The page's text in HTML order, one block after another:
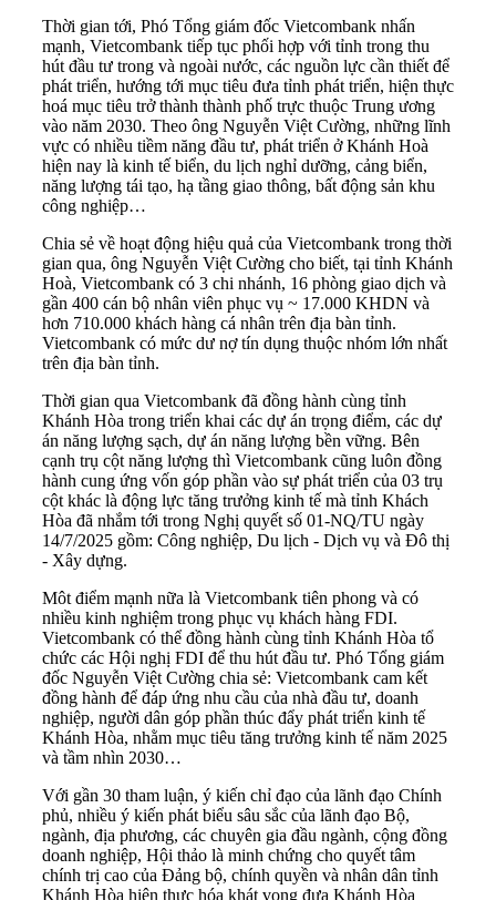
Thời gian tới, Phó Tổng giám đốc Vietcombank nhấn
mạnh, Vietcombank tiếp tục phối hợp với tỉnh trong thu
hút đầu tư trong và ngoài nước, các nguồn lực cần thiết để
phát triển, hướng tới mục tiêu đưa tỉnh phát triển, hiện thực
hoá mục tiêu trở thành thành phố trực thuộc Trung ương
vào năm 2030. Theo ông Nguyễn Việt Cường, những lĩnh
vực có nhiều tiềm năng đầu tư, phát triển ở Khánh Hoà
hiện nay là kinh tế biển, du lịch nghỉ dưỡng, cảng biển,
năng lượng tái tạo, hạ tầng giao thông, bất động sản khu
công nghiệp…
Chia sẻ về hoạt động hiệu quả của Vietcombank trong thời
gian qua, ông Nguyễn Việt Cường cho biết, tại tỉnh Khánh
Hoà, Vietcombank có 3 chi nhánh, 16 phòng giao dịch và
gần 400 cán bộ nhân viên phục vụ ~ 17.000 KHDN và
hơn 710.000 khách hàng cá nhân trên địa bàn tỉnh.
Vietcombank có mức dư nợ tín dụng thuộc nhóm lớn nhất
trên địa bàn tỉnh.
Thời gian qua Vietcombank đã đồng hành cùng tỉnh
Khánh Hòa trong triển khai các dự án trọng điểm, các dự
án năng lượng sạch, dự án năng lượng bền vững. Bên
cạnh trụ cột năng lượng thì Vietcombank cũng luôn đồng
hành cung ứng vốn góp phần vào sự phát triển của 03 trụ
cột khác là động lực tăng trưởng kinh tế mà tỉnh Khách
Hòa đã nhắm tới trong Nghị quyết số 01-NQ/TU ngày
14/7/2025 gồm: Công nghiệp, Du lịch - Dịch vụ và Đô thị
- Xây dựng.
Môt điểm mạnh nữa là Vietcombank tiên phong và có
nhiều kinh nghiệm trong phục vụ khách hàng FDI.
Vietcombank có thể đồng hành cùng tỉnh Khánh Hòa tổ
chức các Hội nghị FDI để thu hút đầu tư. Phó Tổng giám
đốc Nguyễn Việt Cường chia sẻ: Vietcombank cam kết
đồng hành để đáp ứng nhu cầu của nhà đầu tư, doanh
nghiệp, người dân góp phần thúc đẩy phát triển kinh tế
Khánh Hòa, nhằm mục tiêu tăng trưởng kinh tế năm 2025
và tầm nhìn 2030…
Với gần 30 tham luận, ý kiến chỉ đạo của lãnh đạo Chính
phủ, nhiều ý kiến phát biểu sâu sắc của lãnh đạo Bộ,
ngành, địa phương, các chuyên gia đầu ngành, cộng đồng
doanh nghiệp, Hội thảo là minh chứng cho quyết tâm
chính trị cao của Đảng bộ, chính quyền và nhân dân tỉnh
Khánh Hòa hiện thực hóa khát vọng đưa Khánh Hòa